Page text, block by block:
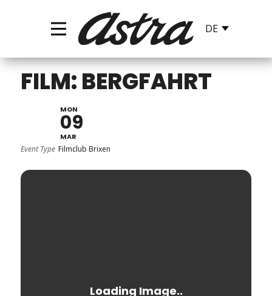
FILM: BERGFAHRT
MON
09
MAR
Event Type Filmclub Brixen